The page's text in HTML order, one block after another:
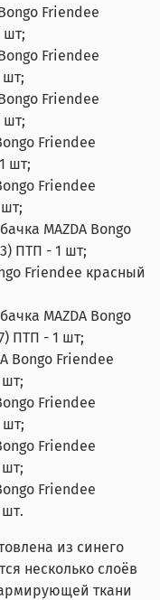
Friendee
шт;
Friendee
шт;
Friendee
шт;
Friendee
шт;
Friendee
MAZDA Bongo
ПТП - 1 шт;
Friendee красный
MAZDA Bongo
ПТП - 1 шт;
Bongo Friendee
шт;
Friendee
шт;
Friendee
шт;
Friendee
шт.
из синего
несколько слоёв
ткани